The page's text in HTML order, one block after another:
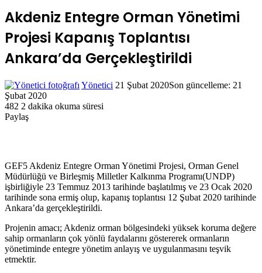
Akdeniz Entegre Orman Yönetimi
Projesi Kapanış Toplantısı
Ankara’da Gerçekleştirildi
Yönetici Twitter'da
Bir
21 Şubat 2020Son güncelleme: 21
Şubat 2020
482 2 dakika okuma süresi
Paylaş
GEF5 Akdeniz Entegre Orman Yönetimi Projesi, Orman Genel
Müdürlüğü ve Birleşmiş Milletler Kalkınma Programı(UNDP)
işbirliğiyle 23 Temmuz 2013 tarihinde başlatılmış ve 23 Ocak 2020
tarihinde sona ermiş olup, kapanış toplantısı 12 Şubat 2020 tarihinde
Ankara’da gerçekleştirildi.
Projenin amacı; Akdeniz orman bölgesindeki yüksek koruma değere
sahip ormanların çok yönlü faydalarını göstererek ormanların
yönetiminde entegre yönetim anlayış ve uygulanmasını teşvik
etmektir.